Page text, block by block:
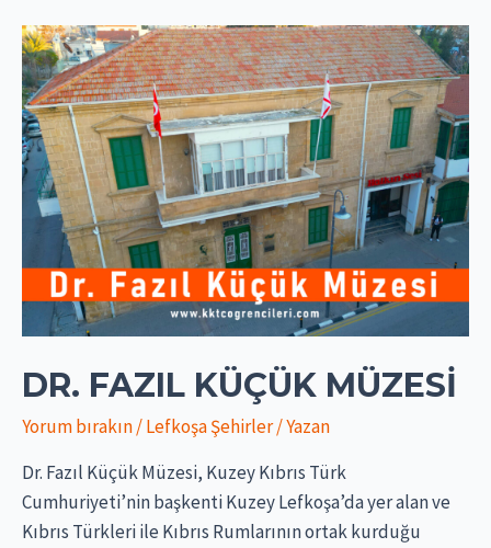
DR. FAZIL KÜÇÜK MÜZESI
Yorum bırakın/Lefkoşa Şehirler/ Yazan
Dr. Fazıl Küçük Müzesi, Kuzey Kıbrıs Türk
Cumhuriyeti’nin başkenti Kuzey Lefkoşa’da yer alan ve
Kıbrıs Türkleri ile Kıbrıs Rumlarının ortak kurduğu